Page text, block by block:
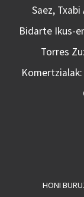
Saez,
Bidarte Ikus-
Torres
HONI